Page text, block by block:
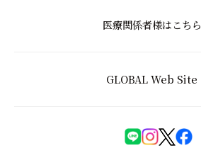
医療関係者様はこちら
GLOBAL Web Site